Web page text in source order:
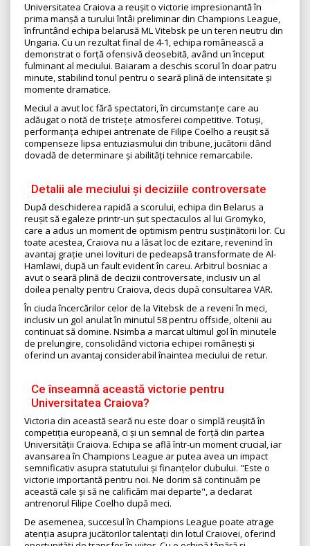
Universitatea Craiova a reușit o victorie impresionantă în
prima manșă a turului întâi preliminar din Champions League,
înfruntând echipa belarusă ML Vitebsk pe un teren neutru din
Ungaria. Cu un rezultat final de 4-1, echipa românească a
demonstrat o forță ofensivă deosebită, având un început
fulminant al meciului. Baiaram a deschis scorul în doar patru
minute, stabilind tonul pentru o seară plină de intensitate și
momente dramatice.
Meciul a avut loc fără spectatori, în circumstanțe care au
adăugat o notă de tristețe atmosferei competitive. Totuși,
performanța echipei antrenate de Filipe Coelho a reușit să
compenseze lipsa entuziasmului din tribune, jucătorii dând
dovadă de determinare și abilități tehnice remarcabile.
Detalii ale meciului și deciziile controversate
După deschiderea rapidă a scorului, echipa din Belarus a
reușit să egaleze printr-un șut spectaculos al lui Gromyko,
care a adus un moment de optimism pentru susținătorii lor. Cu
toate acestea, Craiova nu a lăsat loc de ezitare, revenind în
avantaj grație unei lovituri de pedeapsă transformate de Al-
Hamlawi, după un fault evident în careu. Arbitrul bosniac a
avut o seară plină de decizii controversate, inclusiv un al
doilea penalty pentru Craiova, decis după consultarea VAR.
În ciuda încercărilor celor de la Vitebsk de a reveni în meci,
inclusiv un gol anulat în minutul 58 pentru offside, oltenii au
continuat să domine. Nsimba a marcat ultimul gol în minutele
de prelungire, consolidând victoria echipei românești și
oferind un avantaj considerabil înaintea meciului de retur.
Ce înseamnă această victorie pentru
Universitatea Craiova?
Victoria din această seară nu este doar o simplă reușită în
competiția europeană, ci și un semnal de forță din partea
Universității Craiova. Echipa se află într-un moment crucial, iar
avansarea în Champions League ar putea avea un impact
semnificativ asupra statutului și finanțelor clubului. "Este o
victorie importantă pentru noi. Ne dorim să continuăm pe
această cale și să ne calificăm mai departe", a declarat
antrenorul Filipe Coelho după meci.
De asemenea, succesul în Champions League poate atrage
atenția asupra jucătorilor talentați din lotul Craiovei, oferind